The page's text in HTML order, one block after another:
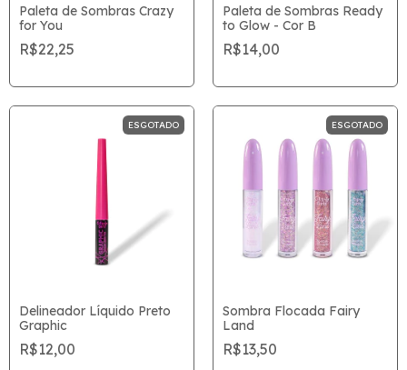
Paleta de Sombras Crazy
for You
R$22,25
Paleta de Sombras Ready
to Glow - Cor B
R$14,00
ESGOTADO
Delineador Líquido Preto
Graphic
R$12,00
ESGOTADO
Sombra Flocada Fairy
Land
R$13,50